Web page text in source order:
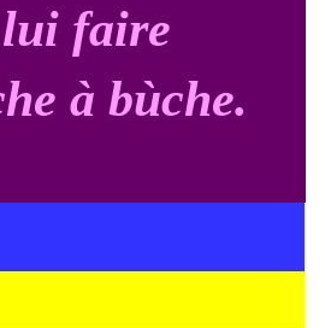
faire
à bùche.